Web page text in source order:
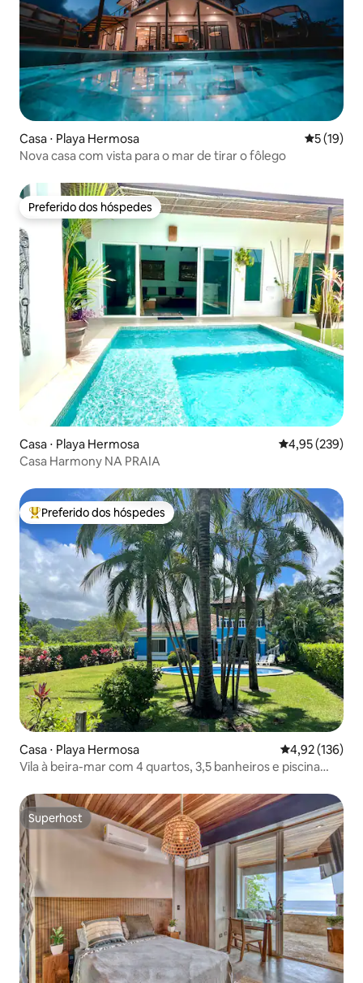
Casa ⋅ Playa Hermosa 5 de uma
5 (19)
Nova casa com vista para o mar de tirar o fôlego
Preferido dos hóspedes
Preferido dos hóspedes
Casa ⋅ Playa Hermosa 4,95 de uma
4,95 (239)
Casa Harmony NA PRAIA
Entre os melhores preferidos dos hóspedes
Preferido dos hóspedes
Casa ⋅ Playa Hermosa 4,92 de uma
4,92 (136)
Vila à beira-mar com 4 quartos, 3,5 banheiros e piscina
Superhost
Superhost